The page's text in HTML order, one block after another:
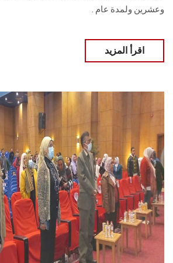
وعشرين ولمدة عام .
اقرأ المزيد